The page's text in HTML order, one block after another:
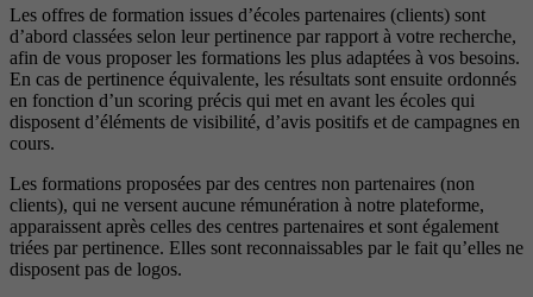
Les offres de formation issues d’écoles partenaires (clients) sont
d’abord classées selon leur pertinence par rapport à votre recherche,
afin de vous proposer les formations les plus adaptées à vos besoins.
En cas de pertinence équivalente, les résultats sont ensuite ordonnés
en fonction d’un scoring précis qui met en avant les écoles qui
disposent d’éléments de visibilité, d’avis positifs et de campagnes en
cours.
Les formations proposées par des centres non partenaires (non
clients), qui ne versent aucune rémunération à notre plateforme,
apparaissent après celles des centres partenaires et sont également
triées par pertinence. Elles sont reconnaissables par le fait qu’elles ne
disposent pas de logos.